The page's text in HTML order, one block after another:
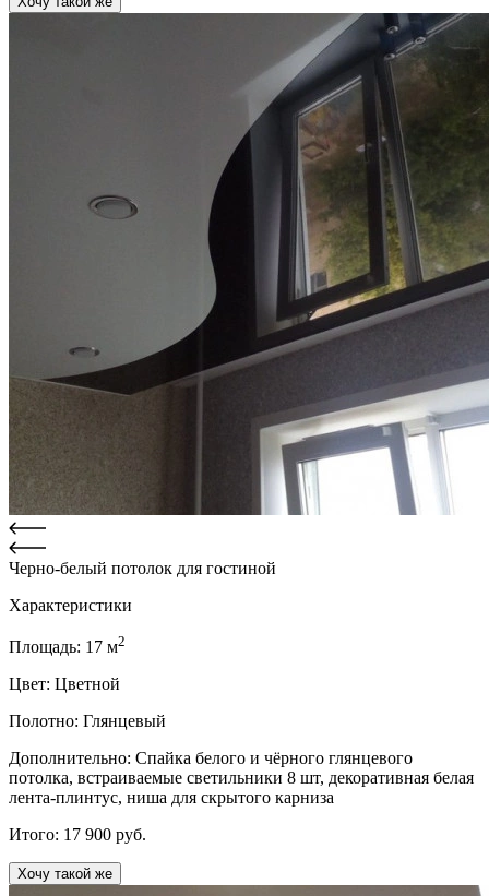
Черно-белый потолок для гостиной
Характеристики
Площадь: 17 м2
Цвет: Цветной
Полотно: Глянцевый
Дополнительно: Спайка белого и чёрного глянцевого
потолка, встраиваемые светильники 8 шт, декоративная белая
лента-плинтус, ниша для скрытого карниза
Итого: 17 900 руб.
Хочу такой же